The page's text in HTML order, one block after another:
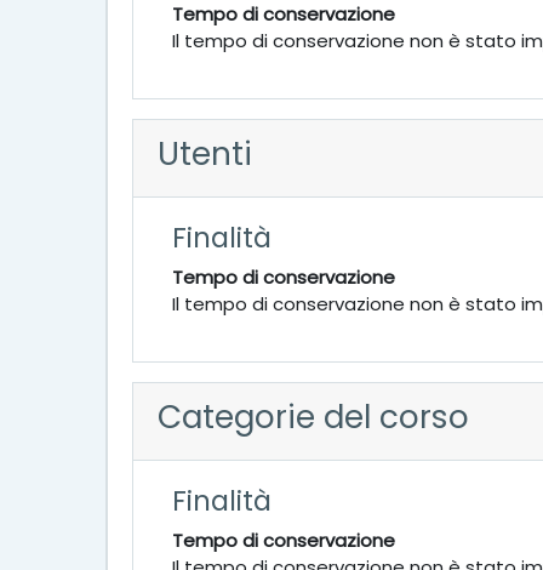
Tempo di conservazione
Il tempo di conservazione non è stato
Utenti
Finalità
Tempo di conservazione
Il tempo di conservazione non è stato
Categorie del corso
Finalità
Tempo di conservazione